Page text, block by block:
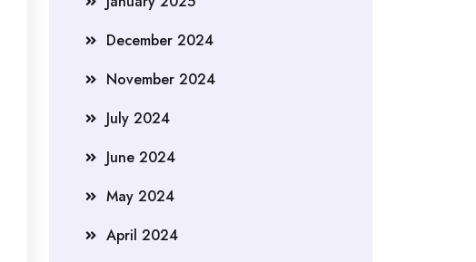
December 2024
November 2024
July 2024
June 2024
May 2024
April 2024